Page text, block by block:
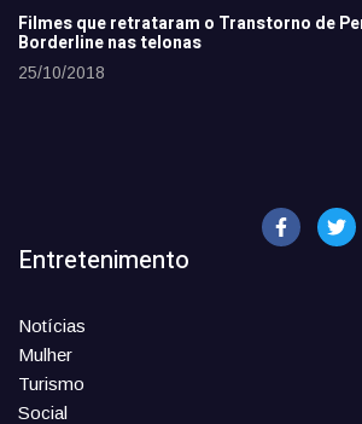
Filmes que retrataram o Transtorno de
Borderline nas telonas
25/10/2018
Entretenimento
Notícias
Mulher
Turismo
Social